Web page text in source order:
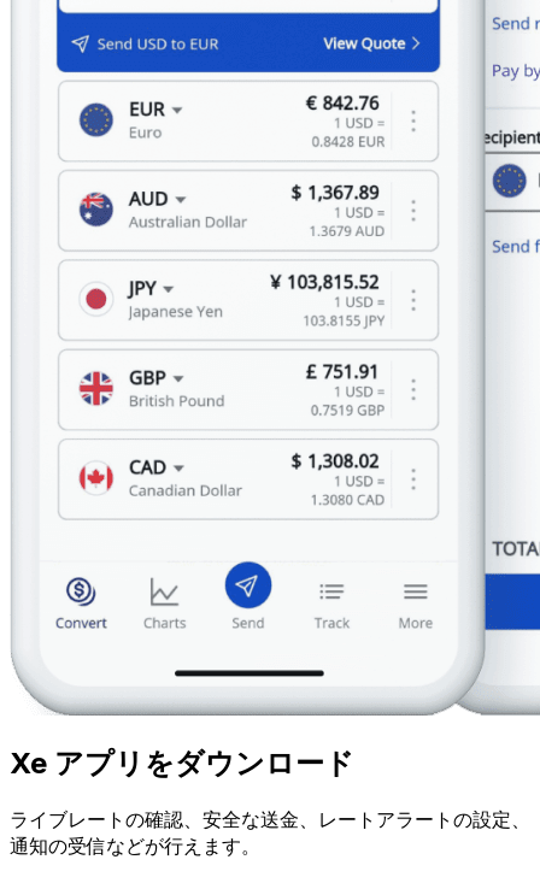
Xe アプリをダウンロード
ライブレートの確認、安全な送金、レートアラートの設定、
通知の受信などが行えます。